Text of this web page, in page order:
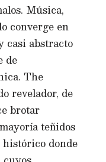
Música,
converge en
casi abstracto
de
The
revelador, de
brotar
teñidos
donde